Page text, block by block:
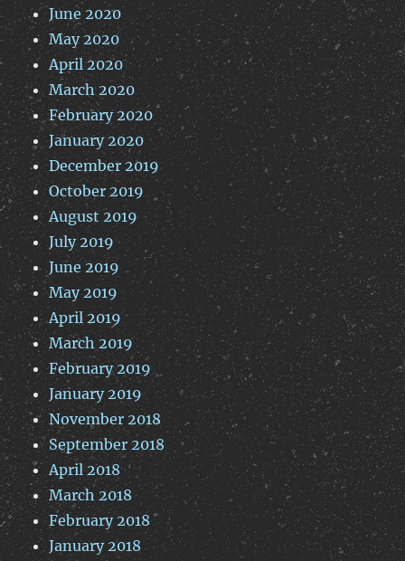
June 2020
May 2020
April 2020
March 2020
February 2020
January 2020
December 2019
October 2019
August 2019
July 2019
June 2019
May 2019
April 2019
March 2019
February 2019
January 2019
November 2018
September 2018
April 2018
March 2018
February 2018
January 2018